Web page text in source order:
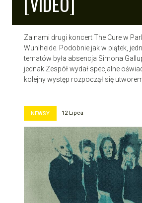
Za nami drugi koncert The Cure w
Wuhlheide. Podobnie jak w piątek,
tematów była absencja Simona
jednak Zespół wydał specjalne
kolejny występ rozpoczął się
NEWSY 12 Lipca